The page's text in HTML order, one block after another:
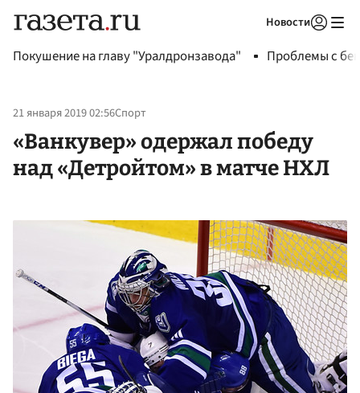
Новости
Покушение на главу "Уралдронзавода" Проблемы с
21 января 2019 02:56Спорт
«Ванкувер» одержал победу
над «Детройтом» в матче НХЛ